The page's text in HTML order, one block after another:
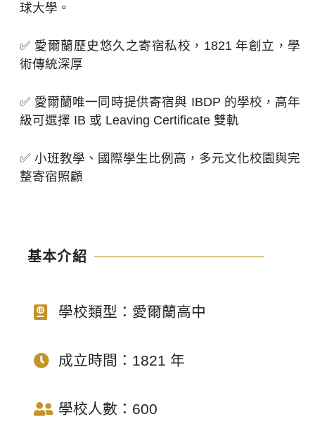
球大學。
✅ 愛爾蘭歷史悠久之寄宿私校，1821 年創立，學
術傳統深厚​
✅ 愛爾蘭唯一同時提供寄宿與 IBDP 的學校，高年
級可選擇 IB 或 Leaving Certificate 雙軌​
✅ 小班教學、國際學生比例高，多元文化校園與完
整寄宿照顧
基本介紹
學校類型：愛爾蘭高中
成立時間：1821 年
學校人數：600